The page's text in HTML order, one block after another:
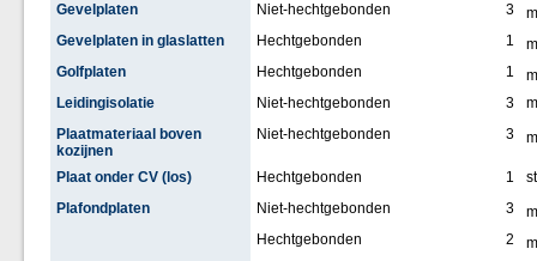
Gevelplaten
Niet-hechtgebonden 3
m
Gevelplaten in glaslatten
Hechtgebonden 1
m
Golfplaten
Hechtgebonden 1
m
Leidingisolatie
Niet-hechtgebonden 3
m
Plaatmateriaal boven
kozijnen
Niet-hechtgebonden 3 m
Plaat onder CV (los) Hechtgebonden 1
Plafondplaten
Niet-hechtgebonden 3
m
Hechtgebonden
2
m